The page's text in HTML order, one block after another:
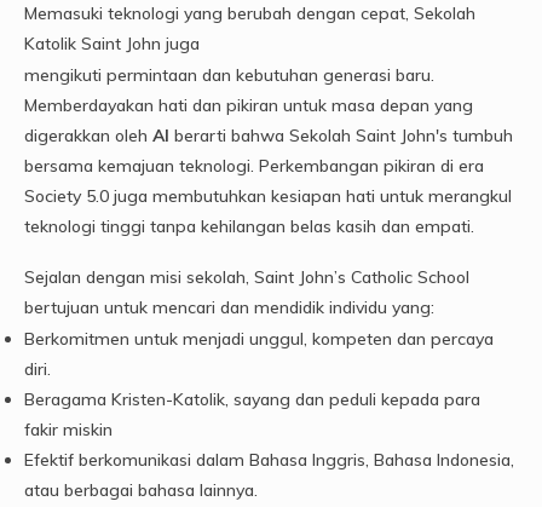
Memasuki teknologi yang berubah dengan cepat, Sekolah
Katolik Saint John juga
mengikuti permintaan dan kebutuhan generasi baru.
Memberdayakan hati dan pikiran untuk masa depan yang
digerakkan oleh AI berarti bahwa Sekolah Saint John's tumbuh
bersama kemajuan teknologi. Perkembangan pikiran di era
Society 5.0 juga membutuhkan kesiapan hati untuk merangkul
teknologi tinggi tanpa kehilangan belas kasih dan empati.
Sejalan dengan misi sekolah, Saint John’s Catholic School
bertujuan untuk mencari dan mendidik individu yang:
Berkomitmen untuk menjadi unggul, kompeten dan percaya
diri.
Beragama Kristen-Katolik, sayang dan peduli kepada para
fakir miskin
Efektif berkomunikasi dalam Bahasa Inggris, Bahasa Indonesia,
atau berbagai bahasa lainnya.